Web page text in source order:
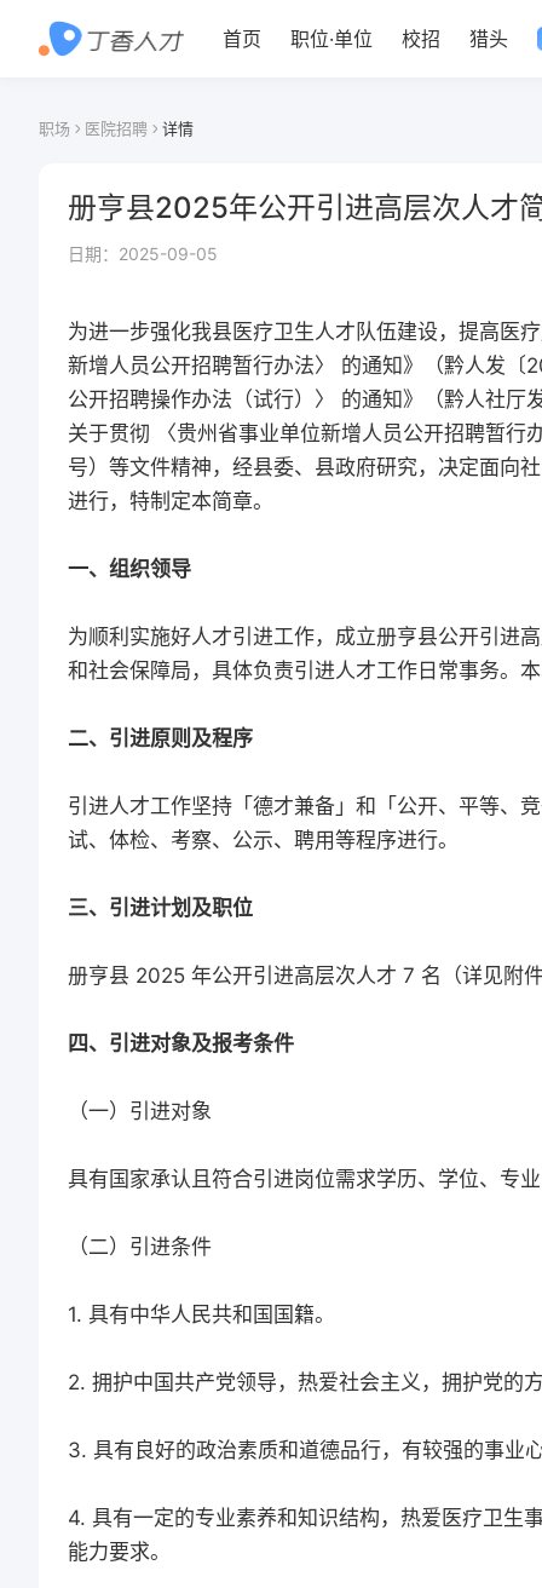
首页 职位·单位 校招 猎头
职场 医院招聘 详情
册亨县2025年公开引进高层次人才
日期： 2025-09-05
为进一步强化我县医疗卫生人才队伍建设，提高医
新增人员公开招聘暂行办法〉 的通知》（黔人发
公开招聘操作办法（试行）〉 的通知》（黔人社
关于贯彻 〈贵州省事业单位新增人员公开招聘暂
号）等文件精神，经县委、县政府研究，决定面向
进行，特制定本简章。
一、组织领导
为顺利实施好人才引进工作，成立册亨县公开引进
和社会保障局，具体负责引进人才工作日常事务。
二、引进原则及程序
引进人才工作坚持「德才兼备」和「公开、平等、
试、体检、考察、公示、聘用等程序进行。
三、引进计划及职位
册亨县 2025 年公开引进高层次人才 7 名（详见附
四、引进对象及报考条件
（一）引进对象
具有国家承认且符合引进岗位需求学历、学位、专
（二）引进条件
1. 具有中华人民共和国国籍。
2. 拥护中国共产党领导，热爱社会主义，拥护党的
3. 具有良好的政治素质和道德品行，有较强的事业
4. 具有一定的专业素养和知识结构，热爱医疗卫生
能力要求。